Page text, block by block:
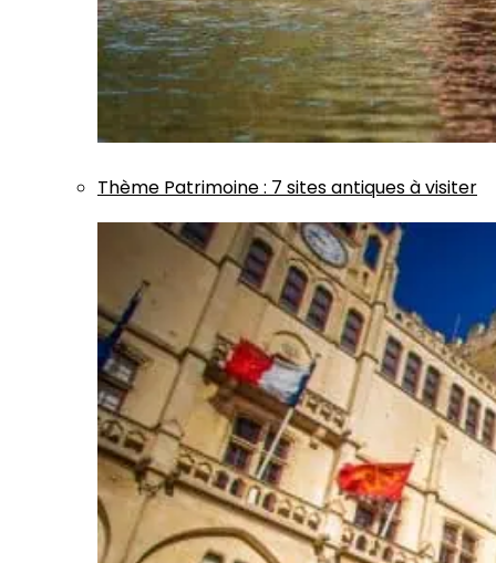
Thème Patrimoine: 7 sites antiques à visiter